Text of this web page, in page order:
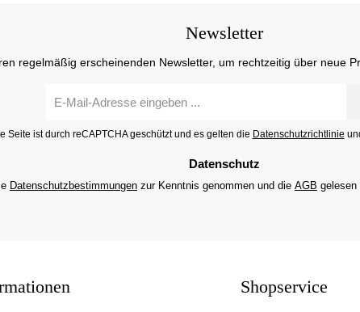
Newsletter
regelmäßig erscheinenden Newsletter, um rechtzeitig über neue
Mail-
Seite ist durch reCAPTCHA geschützt und es gelten die Datenschutzrichtlinie
Datenschutz
Datenschutzbestimmungen zur Kenntnis genommen und die AGB gelesen
Shopservice